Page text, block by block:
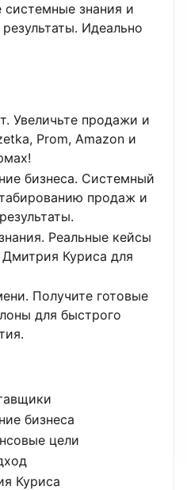
знания и
Идеально
Увеличьте продажи и
Prom, Amazon и
бизнеса. Системный
продаж и
Реальные кейсы
Дмитрия Куриса для
Получите готовые
для быстрого
бизнеса
цели
Куриса